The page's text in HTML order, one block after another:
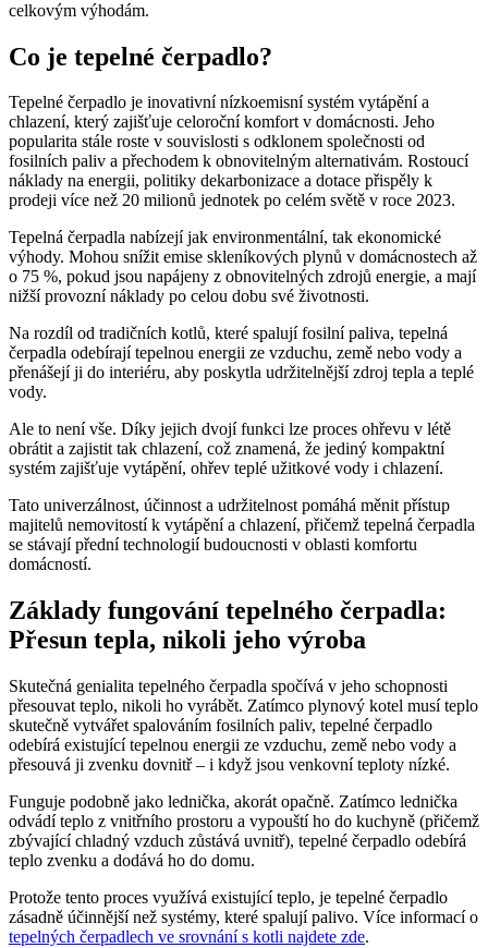
celkovým výhodám.
Co je tepelné čerpadlo?
Tepelné čerpadlo je inovativní nízkoemisní systém vytápění a
chlazení, který zajišťuje celoroční komfort v domácnosti. Jeho
popularita stále roste v souvislosti s odklonem společnosti od
fosilních paliv a přechodem k obnovitelným alternativám. Rostoucí
náklady na energii, politiky dekarbonizace a dotace přispěly k
prodeji více než 20 milionů jednotek po celém světě v roce 2023.
Tepelná čerpadla nabízejí jak environmentální, tak ekonomické
výhody. Mohou snížit emise skleníkových plynů v domácnostech až
o 75 %, pokud jsou napájeny z obnovitelných zdrojů energie, a mají
nižší provozní náklady po celou dobu své životnosti.
Na rozdíl od tradičních kotlů, které spalují fosilní paliva, tepelná
čerpadla odebírají tepelnou energii ze vzduchu, země nebo vody a
přenášejí ji do interiéru, aby poskytla udržitelnější zdroj tepla a teplé
vody.
Ale to není vše. Díky jejich dvojí funkci lze proces ohřevu v létě
obrátit a zajistit tak chlazení, což znamená, že jediný kompaktní
systém zajišťuje vytápění, ohřev teplé užitkové vody i chlazení.
Tato univerzálnost, účinnost a udržitelnost pomáhá měnit přístup
majitelů nemovitostí k vytápění a chlazení, přičemž tepelná čerpadla
se stávají přední technologií budoucnosti v oblasti komfortu
domácností.
Základy fungování tepelného čerpadla:
Přesun tepla, nikoli jeho výroba
Skutečná genialita tepelného čerpadla spočívá v jeho schopnosti
přesouvat teplo, nikoli ho vyrábět. Zatímco plynový kotel musí teplo
skutečně vytvářet spalováním fosilních paliv, tepelné čerpadlo
odebírá existující tepelnou energii ze vzduchu, země nebo vody a
přesouvá ji zvenku dovnitř – i když jsou venkovní teploty nízké.
Funguje podobně jako lednička, akorát opačně. Zatímco lednička
odvádí teplo z vnitřního prostoru a vypouští ho do kuchyně (přičemž
zbývající chladný vzduch zůstává uvnitř), tepelné čerpadlo odebírá
teplo zvenku a dodává ho do domu.
Protože tento proces využívá existující teplo, je tepelné čerpadlo
zásadně účinnější než systémy, které spalují palivo. Více informací o
tepelných čerpadlech ve srovnání s kotli najdete zde.